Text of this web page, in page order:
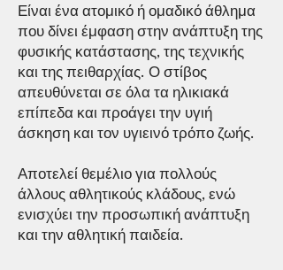
Είναι ένα ατομικό ή ομαδικό άθλημα
που δίνει έμφαση στην ανάπτυξη της
φυσικής κατάστασης, της τεχνικής
και της πειθαρχίας. Ο στίβος
απευθύνεται σε όλα τα ηλικιακά
επίπεδα και προάγει την υγιή
άσκηση και τον υγιεινό τρόπο ζωής.
Αποτελεί θεμέλιο για πολλούς
άλλους αθλητικούς κλάδους, ενώ
ενισχύει την προσωπική ανάπτυξη
και την αθλητική παιδεία.